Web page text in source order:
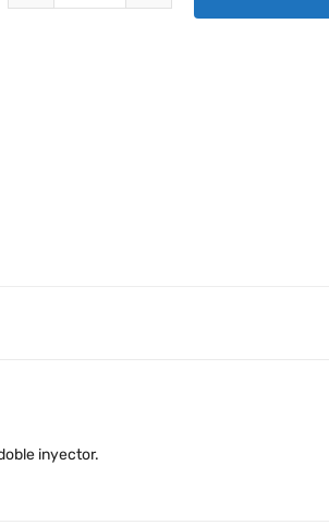
inyector.